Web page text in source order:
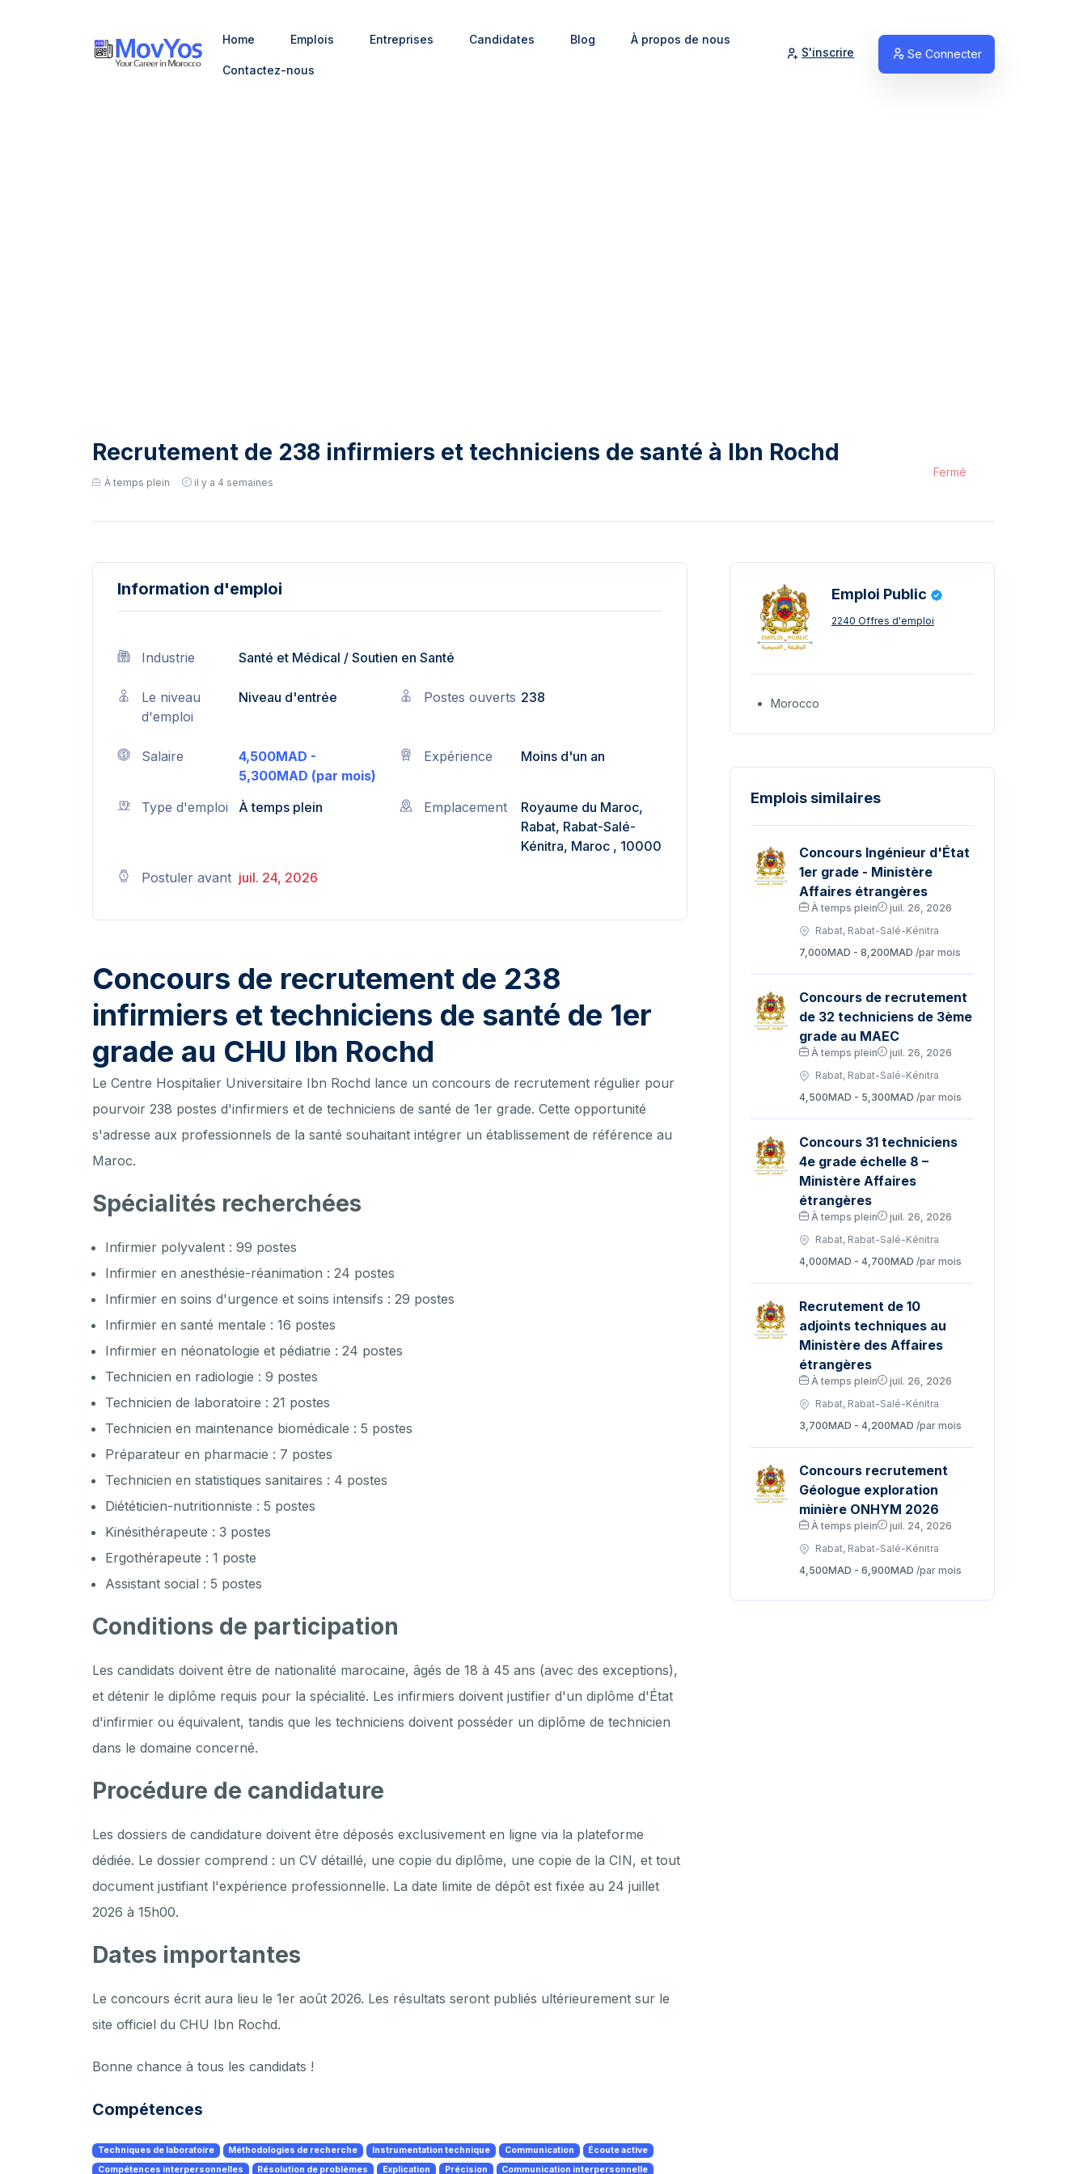
Home Emplois Entreprises Candidates Blog À propos de nous
Contactez-nous
S'inscrire Se Connecter
Recrutement de 238 infirmiers et techniciens de santé à Ibn Rochd
À temps plein il y a 4 semaines
Fermé
Information d'emploi
Industrie Santé et Médical / Soutien en Santé
Le niveau
d'emploi
Niveau d'entrée Postes ouverts 238
Salaire
4,500MAD -
5,300MAD (par mois)
Expérience Moins d'un an
Type d'emploi À temps plein Emplacement
Royaume du Maroc,
Rabat, Rabat-Salé-
Kénitra, Maroc , 10000
Postuler avant juil. 24, 2026
Concours de recrutement de 238
infirmiers et techniciens de santé de 1er
grade au CHU Ibn Rochd
Le Centre Hospitalier Universitaire Ibn Rochd lance un concours de recrutement régulier pour
pourvoir 238 postes d'infirmiers et de techniciens de santé de 1er grade. Cette opportunité
s'adresse aux professionnels de la santé souhaitant intégrer un établissement de référence au
Maroc.
Spécialités recherchées
Infirmier polyvalent : 99 postes
Infirmier en anesthésie-réanimation : 24 postes
Infirmier en soins d'urgence et soins intensifs : 29 postes
Infirmier en santé mentale : 16 postes
Infirmier en néonatologie et pédiatrie : 24 postes
Technicien en radiologie : 9 postes
Technicien de laboratoire : 21 postes
Technicien en maintenance biomédicale : 5 postes
Préparateur en pharmacie : 7 postes
Technicien en statistiques sanitaires : 4 postes
Diététicien-nutritionniste : 5 postes
Kinésithérapeute : 3 postes
Ergothérapeute : 1 poste
Assistant social : 5 postes
Conditions de participation
Les candidats doivent être de nationalité marocaine, âgés de 18 à 45 ans (avec des exceptions),
et détenir le diplôme requis pour la spécialité. Les infirmiers doivent justifier d'un diplôme d'État
d'infirmier ou équivalent, tandis que les techniciens doivent posséder un diplôme de technicien
dans le domaine concerné.
Procédure de candidature
Les dossiers de candidature doivent être déposés exclusivement en ligne via la plateforme
dédiée. Le dossier comprend : un CV détaillé, une copie du diplôme, une copie de la CIN, et tout
document justifiant l'expérience professionnelle. La date limite de dépôt est fixée au 24 juillet
2026 à 15h00.
Dates importantes
Le concours écrit aura lieu le 1er août 2026. Les résultats seront publiés ultérieurement sur le
site officiel du CHU Ibn Rochd.
Bonne chance à tous les candidats !
Compétences
Techniques de laboratoire Méthodologies de recherche Instrumentation technique Communication
Écoute active
Compétences interpersonnelles
Résolution de problèmes Explication Précision Communication interpersonnelle
Emploi Public
2240 Offres d'emploi
Morocco
Emplois similaires
Concours Ingénieur d'État
1er grade - Ministère
Affaires étrangères
À temps plein
juil. 26, 2026
Rabat, Rabat-Salé-Kénitra
7,000MAD - 8,200MAD /par mois
Concours de recrutement
de 32 techniciens de 3ème
grade au MAEC
À temps plein
juil. 26, 2026
Rabat, Rabat-Salé-Kénitra
4,500MAD - 5,300MAD /par mois
Concours 31 techniciens
4e grade échelle 8 –
Ministère Affaires
étrangères
À temps plein
juil. 26, 2026
Rabat, Rabat-Salé-Kénitra
4,000MAD - 4,700MAD /par mois
Recrutement de 10
adjoints techniques au
Ministère des Affaires
étrangères
À temps plein
juil. 26, 2026
Rabat, Rabat-Salé-Kénitra
3,700MAD - 4,200MAD /par mois
Concours recrutement
Géologue exploration
minière ONHYM 2026
À temps plein
juil. 24, 2026
Rabat, Rabat-Salé-Kénitra
4,500MAD - 6,900MAD /par mois